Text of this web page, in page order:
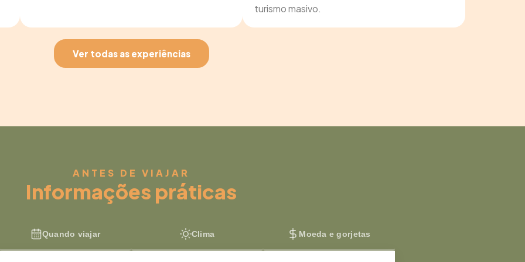
turismo masivo.
Ver todas as experiências
ANTES DE VIAJAR
Informações práticas
Quando viajar Clima Moeda e gorjetas